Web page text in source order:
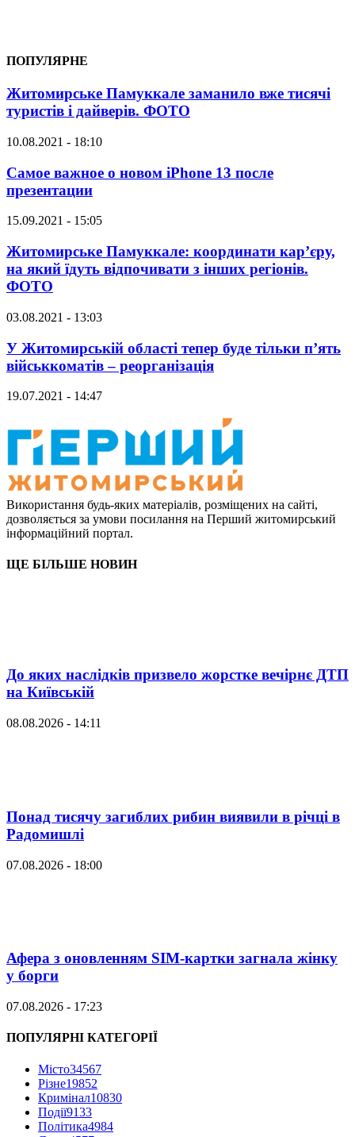
ПОПУЛЯРНЕ
Житомирське Памуккале заманило вже тисячі
туристів і дайверів. ФОТО
10.08.2021 - 18:10
Самое важное о новом iPhone 13 после
презентации
15.09.2021 - 15:05
Житомирське Памуккале: координати кар’єру,
на який їдуть відпочивати з інших регіонів.
ФОТО
03.08.2021 - 13:03
У Житомирській області тепер буде тільки п’ять
військкоматів – реорганізація
19.07.2021 - 14:47
Використання будь-яких матеріалів, розміщених на сайті,
дозволяється за умови посилання на Перший житомирський
інформаційний портал.
ЩЕ БІЛЬШЕ НОВИН
До яких наслідків призвело жорстке вечірнє ДТП
на Київській
08.08.2026 - 14:11
Понад тисячу загиблих рибин виявили в річці в
Радомишлі
07.08.2026 - 18:00
Афера з оновленням SIM-картки загнала жінку
у борги
07.08.2026 - 17:23
ПОПУЛЯРНІ КАТЕГОРІЇ
Місто34567
Різне19852
Кримінал10830
Події9133
Політика4984